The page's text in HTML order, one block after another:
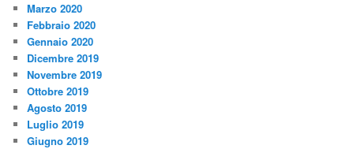
Marzo 2020
Febbraio 2020
Gennaio 2020
Dicembre 2019
Novembre 2019
Ottobre 2019
Agosto 2019
Luglio 2019
Giugno 2019